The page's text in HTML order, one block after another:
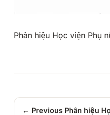
Phân hiệu Học viện Phụ
← Previous Phân hiệu